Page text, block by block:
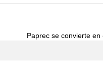
Paprec se convierte